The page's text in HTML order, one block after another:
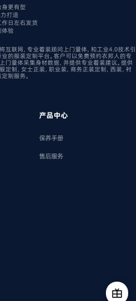
更有型
打造
日左右发货
体验
互联网，专业着装顾问上门量体，和工业4.0技术引
的服装定制平台。客户可以免费预约衣邦人的专
门量体采集身材数据，并提供专业着装建议。提供
定制，女士正装，职业装，商务正装定制，西装，衬
制服务。
产品中心
保养手册
售后服务